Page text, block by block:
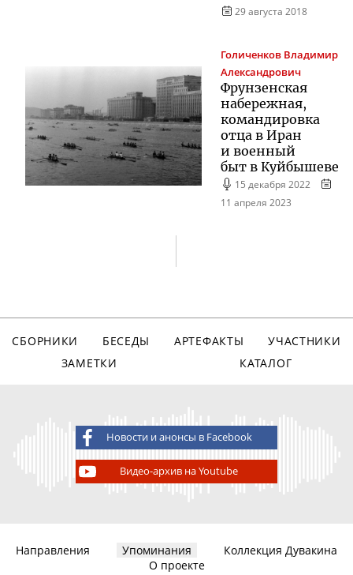
29 августа 2018
Голиченков Владимир
Александрович
Фрунзенская
набережная,
командировка
отца в Иран
и военный
быт в Куйбышеве
15 декабря 2022
11 апреля 2023
СБОРНИКИ БЕСЕДЫ АРТЕФАКТЫ
УЧАСТНИКИ
ЗАМЕТКИ
КАТАЛОГ
Новости и анонсы в Facebook
Видео-архив на Youtube
Направления Упоминания
Коллекция Дувакина
О проекте